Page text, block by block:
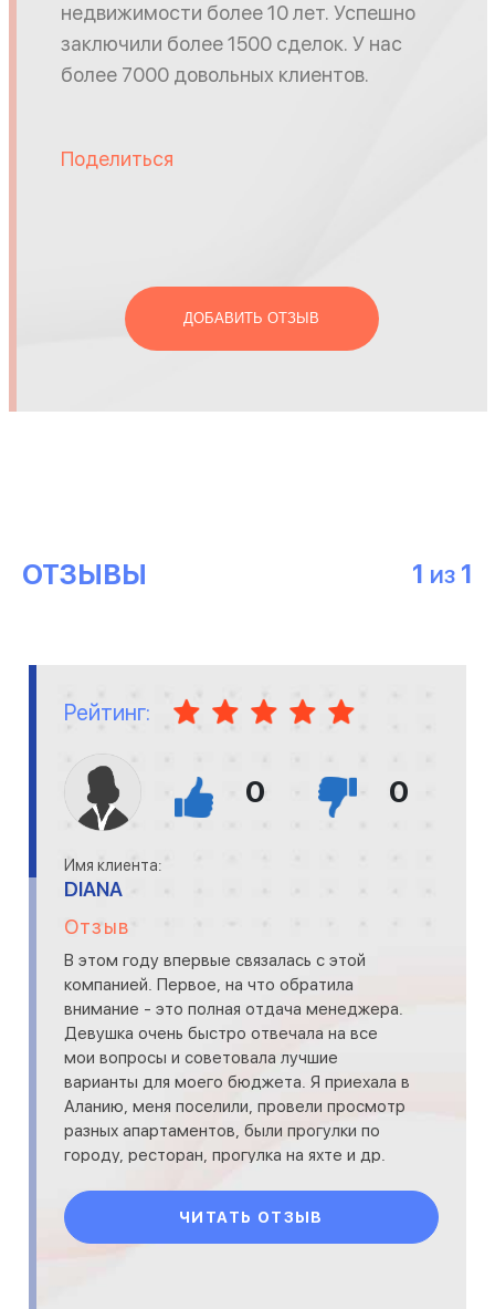
недвижимости более 10 лет. Успешно
заключили более 1500 сделок. У нас
более 7000 довольных клиентов.
Поделиться
ДОБАВИТЬ ОТЗЫВ
ОТЗЫВЫ 1 ИЗ 1
Рейтинг:
0 0
Имя клиента:
DIANA
Отзыв
В этом году впервые связалась с этой
компанией. Первое, на что обратила
внимание - это полная отдача менеджера.
Девушка очень быстро отвечала на все
мои вопросы и советовала лучшие
варианты для моего бюджета. Я приехала в
Аланию, меня поселили, провели просмотр
разных апартаментов, были прогулки по
городу, ресторан, прогулка на яхте и др.
ЧИТАТЬ ОТЗЫВ